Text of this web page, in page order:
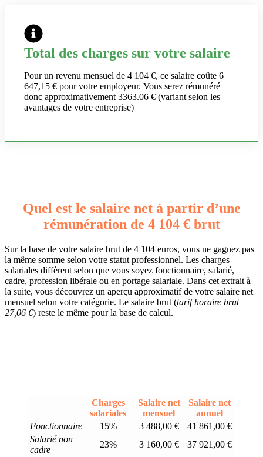
Total des charges sur votre salaire
Pour un revenu mensuel de 4 104 €, ce salaire coûte 6
647,15 € pour votre employeur. Vous serez rémunéré
donc approximativement 3363.06 € (variant selon les
avantages de votre entreprise)
Quel est le salaire net à partir d’une
rémunération de 4 104 € brut
Sur la base de votre salaire brut de 4 104 euros, vous ne gagnez pas
la même somme selon votre statut professionnel. Les charges
salariales diffèrent selon que vous soyez fonctionnaire, salarié,
cadre, profession libérale ou en portage salariale. Dans cet extrait à
la suite, vous découvrez un aperçu approximatif de votre salaire net
mensuel selon votre catégorie. Le salaire brut (tarif horaire brut
27,06 €) reste le même pour la base de calcul.
Charges
salariales
Salaire net
mensuel
Salaire net
annuel
Fonctionnaire
15% 3 488,00 €
41 861,00 €
Salarié non
cadre
23% 3 160,00 €
37 921,00 €